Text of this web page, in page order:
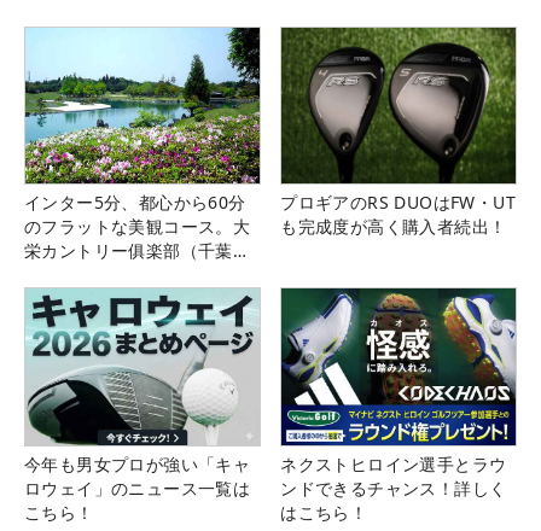
インター5分、都心から60分
のフラットな美観コース。大
栄カントリー俱楽部（千葉
プロギアのRS DUOはFW・UT
も完成度が高く購入者続出！
今年も男女プロが強い「キャ
ロウェイ」のニュース一覧は
こちら！
ネクストヒロイン選手とラウ
ンドできるチャンス！詳しく
はこちら！